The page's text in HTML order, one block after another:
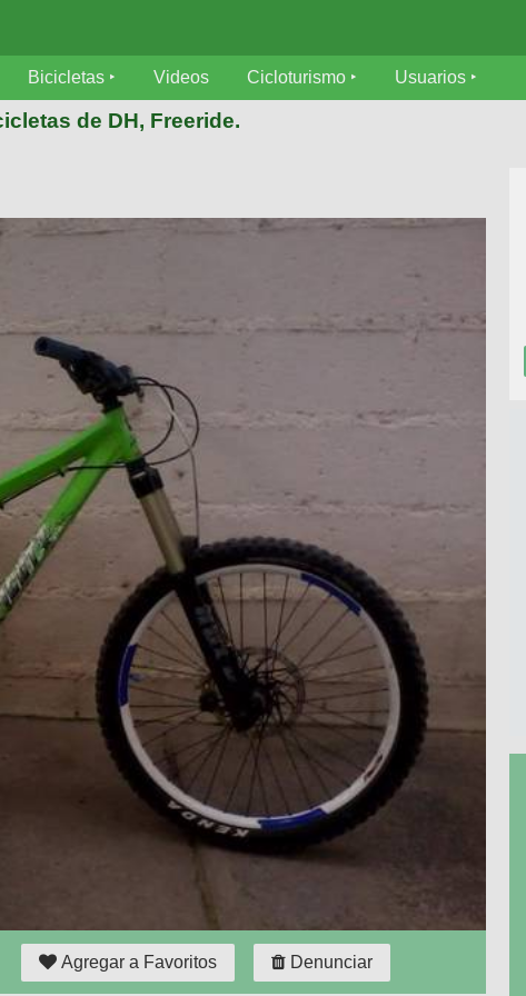
Bicicletas Videos Cicloturismo Usuarios
de DH, Freeride.
Agregar a Favoritos Denunciar